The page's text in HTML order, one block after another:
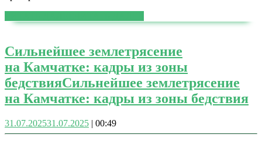
Сильнейшее землетрясение
на Камчатке: кадры из зоны
бедствияСильнейшее землетрясение
на Камчатке: кадры из зоны бедствия
31.07.202531.07.2025 | 00:49